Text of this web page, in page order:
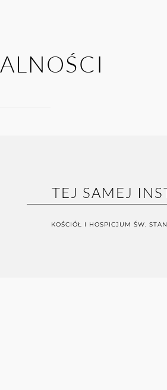
TEJ SAMEJ
KOŚCIÓŁ I HOSPICJUM ŚW.